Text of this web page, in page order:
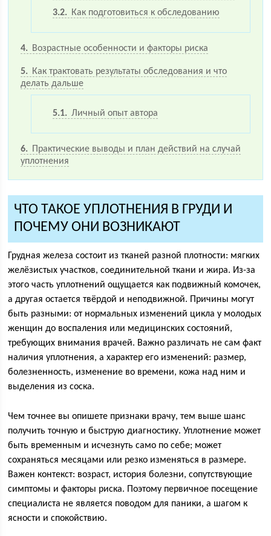
3.2
Как подготовиться к обследованию
4 Возрастные особенности и факторы риска
5
Как трактовать результаты обследования и что
делать дальше
5.1 Личный опыт автора
6
Практические выводы и план действий на случай
уплотнения
ЧТО ТАКОЕ УПЛОТНЕНИЯ В ГРУДИ И
ПОЧЕМУ ОНИ ВОЗНИКАЮТ
Грудная железа состоит из тканей разной плотности: мягких
желёзистых участков, соединительной ткани и жира. Из-за
этого часть уплотнений ощущается как подвижный комочек,
а другая остается твёрдой и неподвижной. Причины могут
быть разными: от нормальных изменений цикла у молодых
женщин до воспаления или медицинских состояний,
требующих внимания врачей. Важно различать не сам факт
наличия уплотнения, а характер его изменений: размер,
болезненность, изменение во времени, кожа над ним и
выделения из соска.
Чем точнее вы опишете признаки врачу, тем выше шанс
получить точную и быструю диагностику. Уплотнение может
быть временным и исчезнуть само по себе; может
сохраняться месяцами или резко изменяться в размере.
Важен контекст: возраст, история болезни, сопутствующие
симптомы и факторы риска. Поэтому первичное посещение
специалиста не является поводом для паники, а шагом к
ясности и спокойствию.